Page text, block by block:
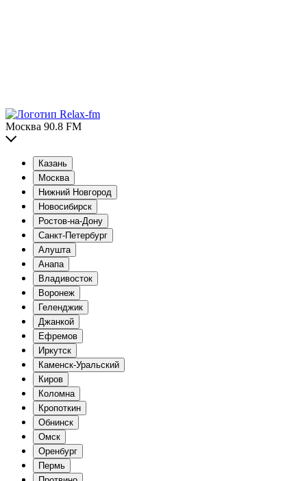
Москва 90.8 FM
Казань
Москва
Нижний Новгород
Новосибирск
Ростов-на-Дону
Санкт-Петербург
Алушта
Анапа
Владивосток
Воронеж
Геленджик
Джанкой
Ефремов
Иркутск
Каменск-Уральский
Киров
Коломна
Кропоткин
Обнинск
Омск
Оренбург
Пермь